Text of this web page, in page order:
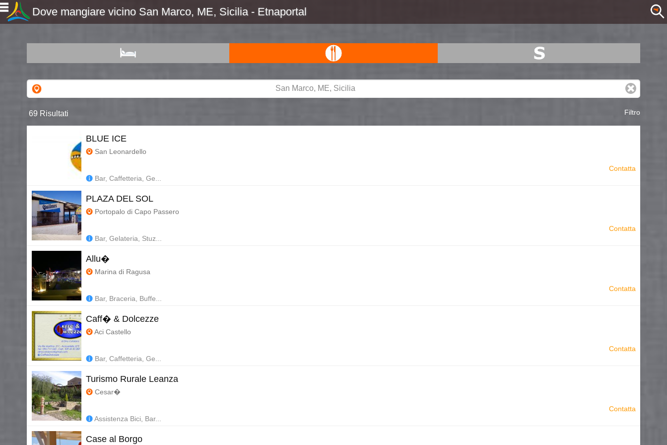
Dove mangiare vicino San Marco, ME, Sicilia - Etnaportal
Filtro
69 Risultati
BLUE ICE
San Leonardello
Bar, Caffetteria, Ge...
Contatta
PLAZA DEL SOL
Portopalo di Capo Passero
Bar, Gelateria, Stuz...
Contatta
Allu�
Marina di Ragusa
Bar, Braceria, Buffe...
Contatta
Caff� & Dolcezze
Aci Castello
Bar, Caffetteria, Ge...
Contatta
Turismo Rurale Leanza
Cesar�
Assistenza Bici, Bar...
Contatta
Case al Borgo